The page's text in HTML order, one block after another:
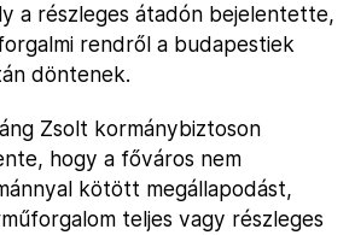
a részleges átadón bejelentette,
rendről a budapestiek
döntenek.
Zsolt kormánybiztoson
hogy a főváros nem
kötött megállapodást,
teljes vagy részleges